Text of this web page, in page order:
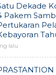
Dekade
Pakem
lalu